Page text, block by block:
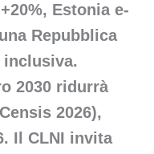
Estonia e-
Repubblica
inclusiva.
2030 ridurrà
2026),
Il CLNI invita